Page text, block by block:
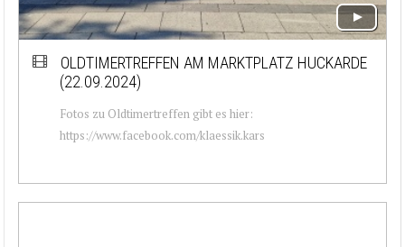
OLDTIMERTREFFEN AM MARKTPLATZ HUCKARDE
(22.09.2024)
Fotos zu Oldtimertreffen gibt es hier:
https://www.facebook.com/klaessik.kars